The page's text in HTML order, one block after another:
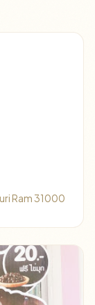
Ram 31000